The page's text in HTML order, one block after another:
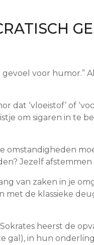
voor humor.”
dat ‘vloeistof’ of
om sigaren in te
omstandigheden
Jezelf
van zaken in je
de klassieke
heerst de
gal), in hun